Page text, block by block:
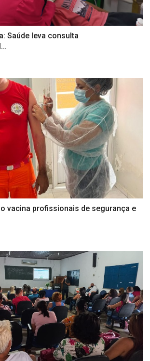
Saúde leva consulta
vacina profissionais de segurança e